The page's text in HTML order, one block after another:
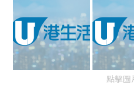
點擊圖